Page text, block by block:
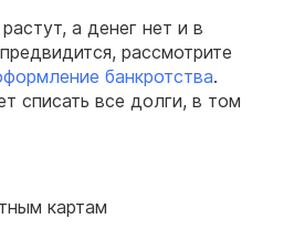
а денег нет и в
рассмотрите
банкротства.
списать все долги, в том
картам